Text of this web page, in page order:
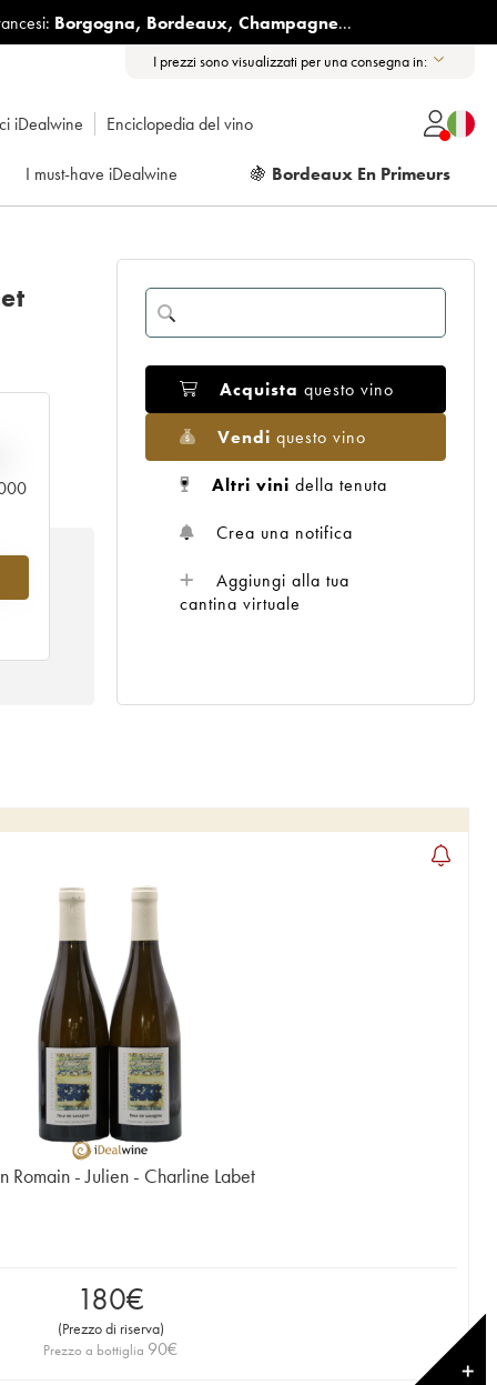
Borgogna, Bordeaux, Champagne...
I prezzi sono visualizzati per una consegna in:
iDealwine Enciclopedia del vino
I must-have iDealwine 🍇 Bordeaux En Primeurs
Acquista questo vino
Vendi questo vino
Altri vini della tenuta
Crea una notifica
Aggiungi alla tua
cantina virtuale
Romain - Julien - Charline Labet
180€
(Prezzo di riserva)
Prezzo a bottiglia 90€
✕